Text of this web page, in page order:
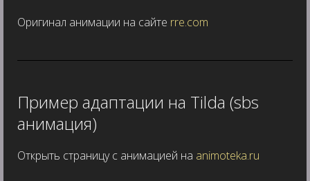
Оригинал анимации на сайте rre.com
Пример адаптации на Tilda (sbs
анимация)
Открыть страницу с анимацией на аnimoteka.ru